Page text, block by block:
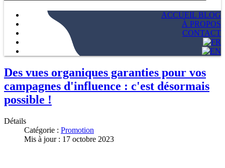
ACCUEIL BLOG
À PROPOS
CONTACT
Des vues organiques garanties pour vos
campagnes d'influence : c'est désormais
possible !
Détails
Catégorie : Promotion
Mis à jour : 17 octobre 2023